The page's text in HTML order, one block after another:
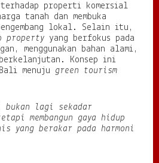
terhadap properti komersial
tanah dan membuka
lokal. Selain itu,
property yang berfokus pada
menggunakan bahan alami,
Konsep ini
menuju green tourism
lagi sekadar
membangun gaya hidup
yang berakar pada harmoni